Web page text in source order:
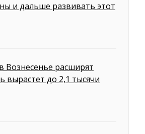
и дальше развивать этот
Вознесенье расширят
вырастет до 2,1 тысячи